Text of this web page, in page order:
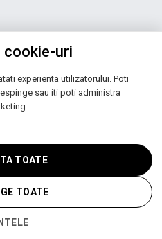
uri
experienta utilizatorului. Poti
sau iti poti administra
TOATE
TOATE